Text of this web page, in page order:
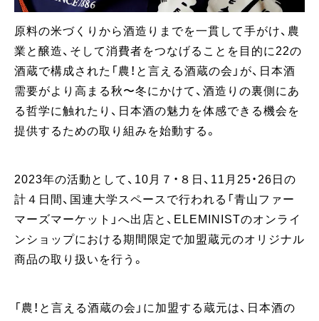
原料の米づくりから酒造りまでを一貫して手がけ、農
業と醸造、そして消費者をつなげることを目的に22の
酒蔵で構成された「農！と言える酒蔵の会」が、日本酒
需要がより高まる秋〜冬にかけて、酒造りの裏側にあ
る哲学に触れたり、日本酒の魅力を体感できる機会を
提供するための取り組みを始動する。
2023年の活動として、10月７・８日、11月25・26日の
計４日間、国連大学スペースで行われる「青山ファー
マーズマーケット」へ出店と、ELEMINISTのオンライ
ンショップにおける期間限定で加盟蔵元のオリジナル
商品の取り扱いを行う。
「農！と言える酒蔵の会」に加盟する蔵元は、日本酒の